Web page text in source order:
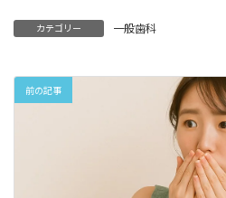
カテゴリー 一般歯科
前の記事